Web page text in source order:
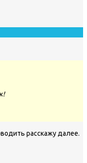
расскажу далее.